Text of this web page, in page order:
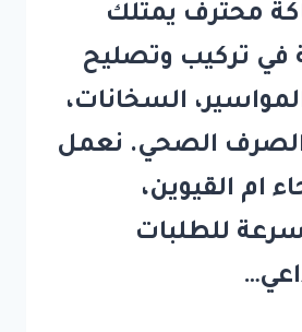
محترف يمتلك
في تركيب وتصليح
السخانات،
الصحي. نعمل
ام القيوين،
للطلبات